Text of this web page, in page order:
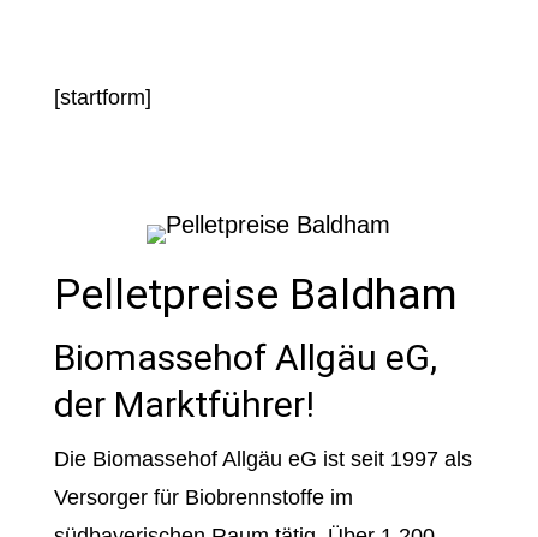
[startform]
Pelletpreise Baldham
Biomassehof Allgäu eG,
der Marktführer!
Die Biomassehof Allgäu eG ist seit 1997 als
Versorger für Biobrennstoffe im